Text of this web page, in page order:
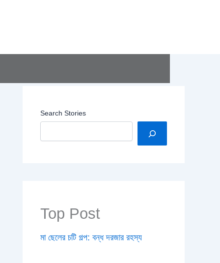
Search Stories
Top Post
মা ছেলের চটি গল্প: বন্ধ দরজার রহস্য